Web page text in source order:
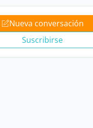
Nueva conversación
Suscribirse